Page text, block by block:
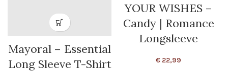
Mayoral – Essential
Long Sleeve T-Shirt
YOUR WISHES –
Candy | Romance
Longsleeve
€ 22,99